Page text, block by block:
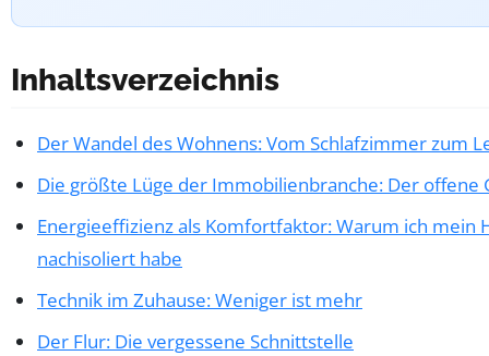
Inhaltsverzeichnis
Der Wandel des Wohnens: Vom Schlafzimmer zum
Die größte Lüge der Immobilienbranche: Der offene
Energieeffizienz als Komfortfaktor: Warum ich mein
nachisoliert habe
Technik im Zuhause: Weniger ist mehr
Der Flur: Die vergessene Schnittstelle